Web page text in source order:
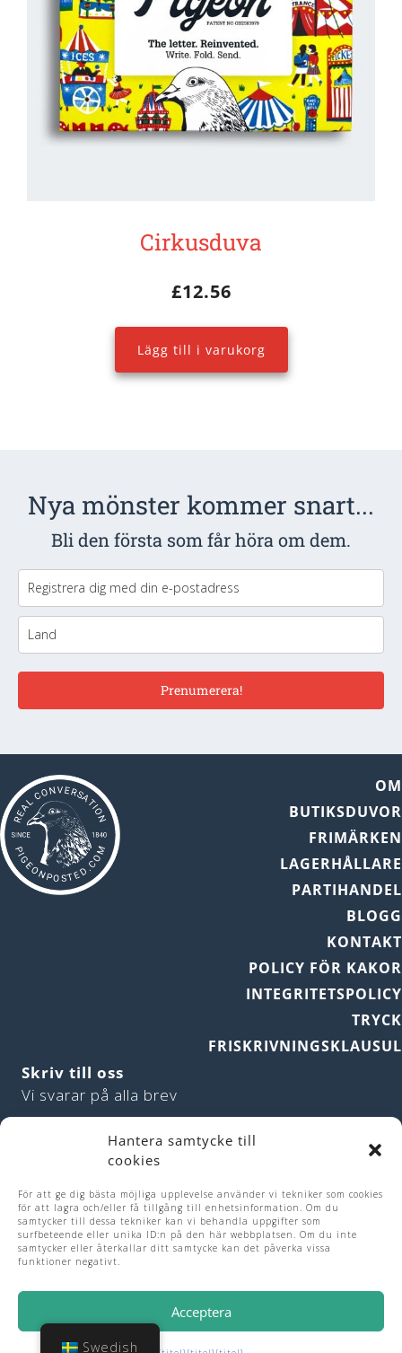
Hantera samtycke till
cookies
För att ge dig bästa möjliga upplevelse använder vi tekniker som cookies
för att lagra och/eller få tillgång till enhetsinformation. Om du
samtycker till dessa tekniker kan vi behandla uppgifter som
surfbeteende eller unika ID:n på den här webbplatsen. Om du inte
samtycker eller återkallar ditt samtycke kan det påverka vissa
funktioner negativt.
Acceptera
Cirkusduva
£12.56
Lägg till i varukorg
Nya mönster kommer snart...
Bli den första som får höra om dem.
Prenumerera!
OM
BUTIKSDUVOR
FRIMÄRKEN
LAGERHÅLLARE
PARTIHANDEL
BLOGG
KONTAKT
POLICY FÖR KAKOR
INTEGRITETSPOLICY
TRYCK
FRISKRIVNINGSKLAUSUL
Skriv till oss
Vi svarar på alla brev
167 Beaumont Road, Bournville
Förenade kungariket
Design
Swedish